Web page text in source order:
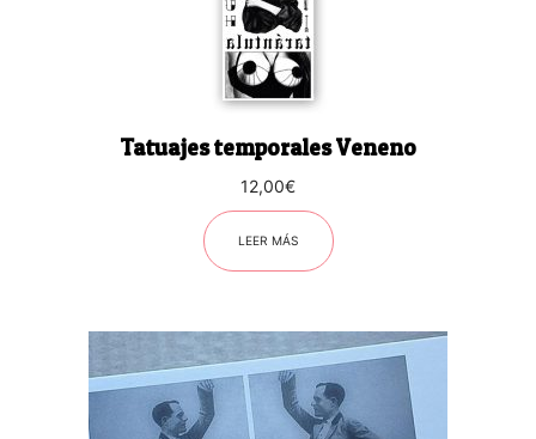
Tatuajes temporales Veneno
12,00€
LEER MÁS